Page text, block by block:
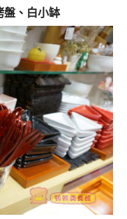
盤、白小缽